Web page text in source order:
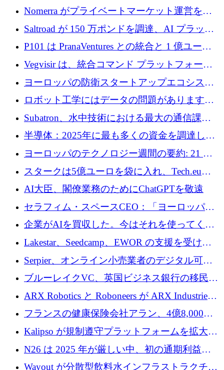
ドラウンドを終了
Nomerra がプライベートマーケット運営を自
動化するために 200 万ドルを調達
Saltroad が 150 万ポンドを調達、AI プラット
フォーム Ogma を買収して子ども向け言語療
P101 は PranaVentures との統合と 1 億ユーロ
のファンドによりシード投資に拡大
Vegvisir は、統合コマンド プラットフォーム
を通じて関連する無人システムを接続するた
めの資金を調達します
ヨーロッパの防衛スタートアップエコシステ
ムとなったハッカソン
ロボット工学にはデータの問題があります。
Macrodata Labs はそれを解決したいと考えて
Subatron、水中技術における最大の通信課題
の 1 つに取り組むために 16 万 2,000 ユーロを
半導体：2025年に最も多くの資金を調達した
10社
ヨーロッパのテクノロジー週間の要約: 21 億
ユーロの取引と Tech.eu Funding Explorer
スタークは5億ユーロを袋に入れ、Tech.eu
Funding Explorerの立ち上げ、そしてルクセン
ブルクの大きな野望
AI大臣、閣僚業務のためにChatGPTを敬遠
セラフィム・スペースCEO：「ヨーロッパは
追いつきつつある」
企業がAIを買収した。今はそれを使ってくれ
る人々が必要です
Lakestar、Seedcamp、EWOR の支援を受け、
SE3 が自律システム用の空間 AI プラットフォ
ームを発表
Serpier、オンライン小売業者のデジタル可視
性向上を支援するために 140 万ユーロを調達
ブルーレイクVC、英国ビジネス銀行の移民主
導スタートアップ支援で初のファンド獲得に
ARX Robotics と Roboneers が ARX Industries
を設立し、無人地上車両の生産を拡大
フランスの健康保険会社アラン、4億8,000万
ユーロの資金調達ラウンドで合意
Kalipso が規制遵守プラットフォームを拡大す
るために 320 万ドルを調達
N26 は 2025 年が厳しい中、初の通期利益を
達成
Wayout が分散型飲料水インフラストラクチャ